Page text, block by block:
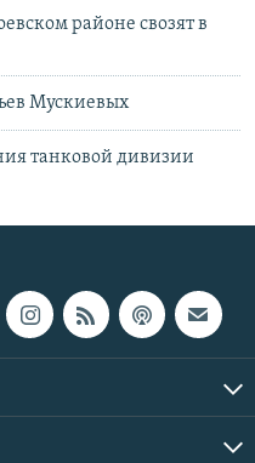
районе свозят в
Мускиевых
танковой дивизии